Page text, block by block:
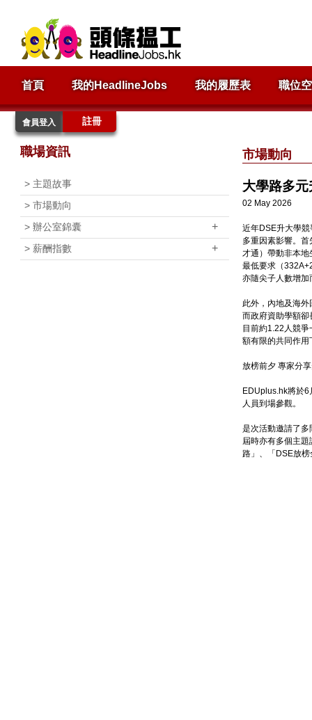
首頁 我的HeadlineJobs 我的履歷表 職位
會員登入 註冊
職場資訊
> 主題故事
> 市場動向
> 辦公室錦囊 +
> 薪酬指數 +
市場動向
大學路多
02 May 2026
近年DSE升大學
多重因素影響。
才通）帶動非本
最低要求（
亦隨尖子人數增
此外，內地及海
而政府資助學額
目前約1.22人競
額有限的共同作
放榜前夕 專家分
EDUplus.hk將於
人員到場參觀。
是次活動邀請了
屆時亦有多個主
路」、「DSE放